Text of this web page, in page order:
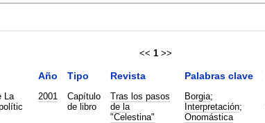
<< 1 >>
Año Tipo Revista Palabras clave
La
2001
Capítulo
de libro
Tras los pasos
de la
"Celestina"
Borgia;
Interpretación;
Onomástica